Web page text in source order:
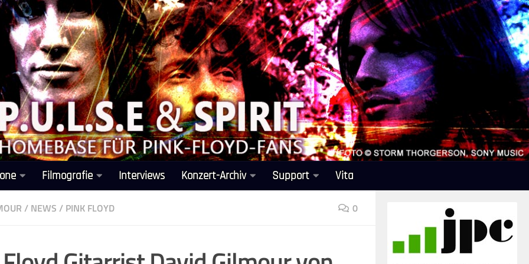
Filmografie Interviews Konzert-Archiv Support Vita
/ NEWS / PINK FLOYD 0